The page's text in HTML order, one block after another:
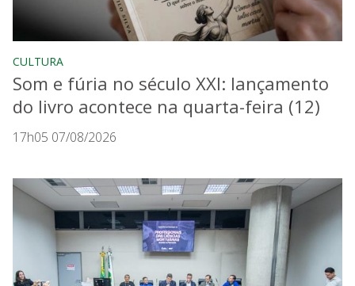
CULTURA
Som e fúria no século XXI: lançamento
do livro acontece na quarta-feira (12)
17h05 07/08/2026